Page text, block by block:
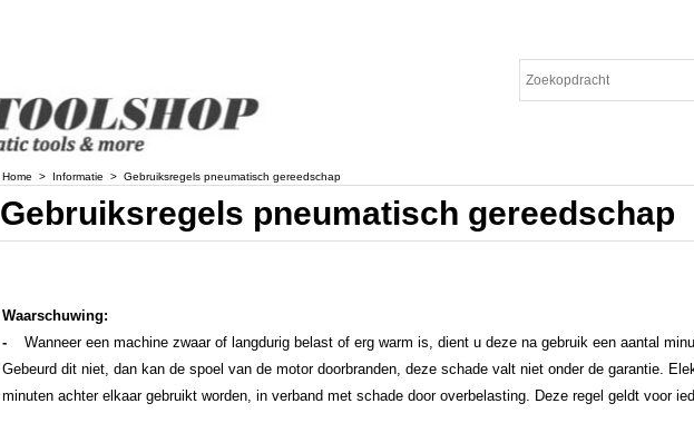
Home > Informatie > Gebruiksregels pneumatisch gereedschap
Gebruiksregels pneumatisch gereedschap
Waarschuwing:
- Wanneer een machine zwaar of langdurig belast of erg warm is, dient u deze na gebruik een aantal
Gebeurd dit niet, dan kan de spoel van de motor doorbranden, deze schade valt niet onder de garantie.
minuten achter elkaar gebruikt worden, in verband met schade door overbelasting. Deze regel geldt voor